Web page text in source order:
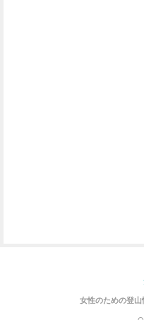
女性のための登山